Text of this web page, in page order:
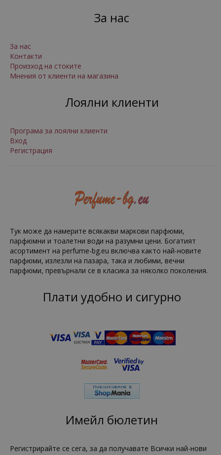
За нас
За нас
Контакти
Произход на стоките
Мнения от клиенти на магазина
Лоялни клиенти
Програма за лоялни клиенти
Вход
Регистрация
Тук може да намерите всякакви маркови парфюми,
парфюмни и тоалетни води на разумни цени. Богатият
асортимент на perfume-bg.eu включва както най-новите
парфюми, излезли на пазара, така и любими, вечни
парфюми, превърнали се в класика за няколко поколения.
Плати удобно и сигурно
Имейл бюлетин
Регистрирайте се сега, за да получавате Всички най-нови